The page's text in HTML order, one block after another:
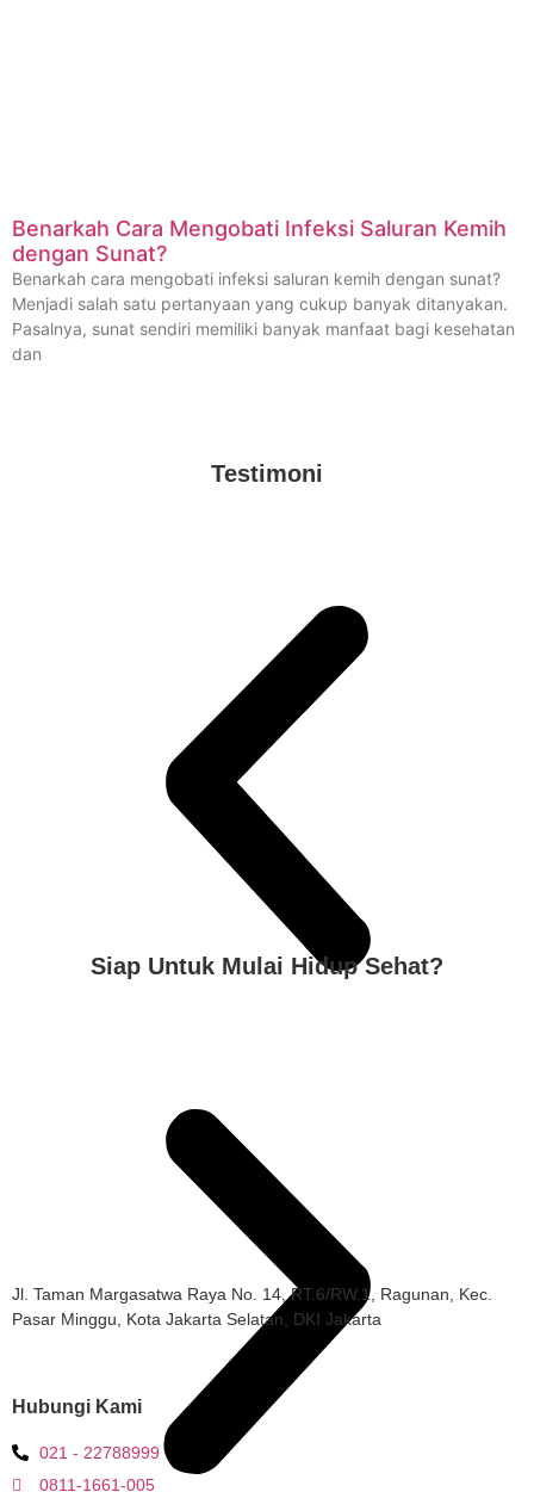
Benarkah Cara Mengobati Infeksi Saluran Kemih
dengan Sunat?
Benarkah cara mengobati infeksi saluran kemih dengan sunat?
Menjadi salah satu pertanyaan yang cukup banyak ditanyakan.
Pasalnya, sunat sendiri memiliki banyak manfaat bagi kesehatan
dan
Testimoni
Siap Untuk Mulai Hidup Sehat?
Jl. Taman Margasatwa Raya No. 14, RT.6/RW.1, Ragunan, Kec.
Pasar Minggu, Kota Jakarta Selatan, DKI Jakarta
Hubungi Kami
021 - 22788999
0811-1661-005